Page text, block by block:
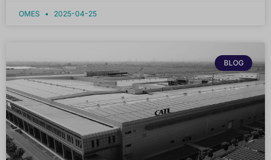
OMES 2025-04-25
BLOG